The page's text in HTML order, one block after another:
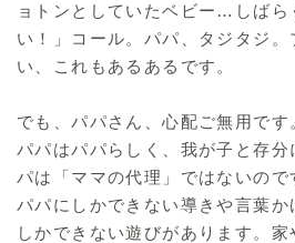
ョトンとしていたベビー…しばら
い！」コール。パパ、タジタジ。
い、これもあるあるです。
でも、パパさん、心配ご無用です
パパはパパらしく、我が子と存
パは「ママの代理」ではないので
パパにしかできない導きや言葉か
しかできない遊びがあります。